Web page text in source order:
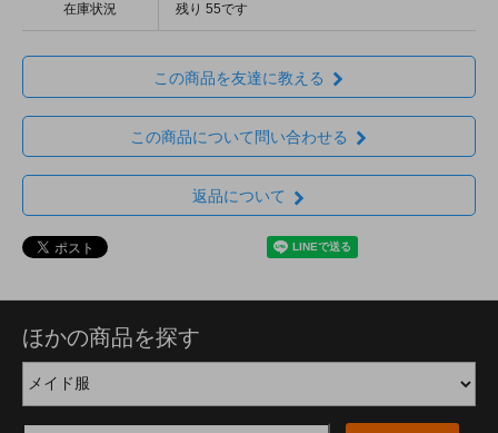
在庫状況 残り 55です
この商品を友達に教える
この商品について問い合わせる
返品について
ほかの商品を探す